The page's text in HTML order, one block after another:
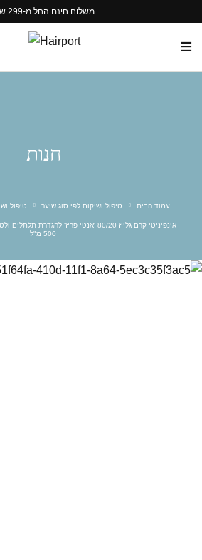
משלוח חינם החל מ-299 ש"ח
חנות
עמוד הבית טיפול ושיקום לפי סוג שיער טיפול
אינפיניטי קרם גלייז 80/20 'אנטי פריז' להגדרת תלתלים ולטיפוח ועיצוב שיער מתולתל וגלי
500 מ"ל